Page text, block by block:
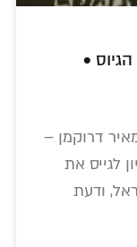
•
דרוקמן –
לגייס את
ודעת